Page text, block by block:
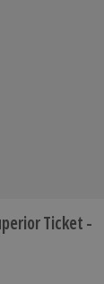
Ticket -